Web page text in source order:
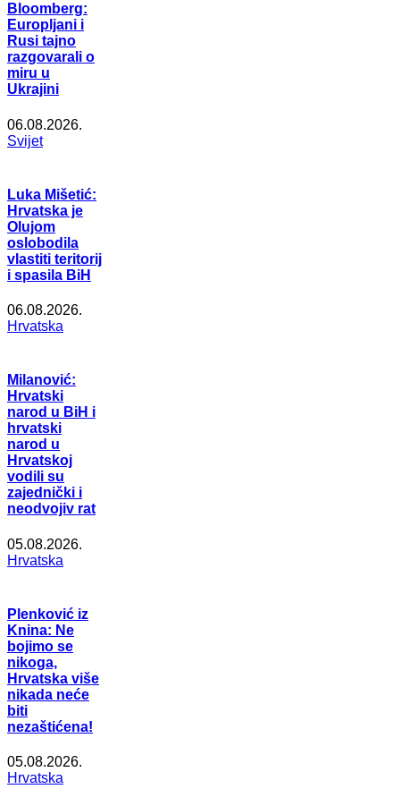
Bloomberg:
Europljani i
Rusi tajno
razgovarali o
miru u
Ukrajini
06.08.2026.
Svijet
Luka Mišetić:
Hrvatska je
Olujom
oslobodila
vlastiti teritorij
i spasila BiH
06.08.2026.
Hrvatska
Milanović:
Hrvatski
narod u BiH i
hrvatski
narod u
Hrvatskoj
vodili su
zajednički i
neodvojiv rat
05.08.2026.
Hrvatska
Plenković iz
Knina: Ne
bojimo se
nikoga,
Hrvatska više
nikada neće
biti
nezaštićena!
05.08.2026.
Hrvatska